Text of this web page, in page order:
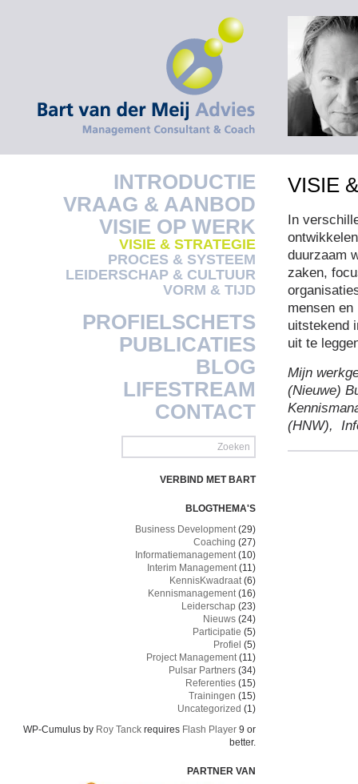
INTRODUCTIE
VRAAG & AANBOD
VISIE OP WERK
VISIE & STRATEGIE
PROCES & SYSTEEM
LEIDERSCHAP & CULTUUR
VORM & TIJD
PROFIELSCHETS
PUBLICATIES
BLOG
LIFESTREAM
CONTACT
VERBIND MET BART
BLOGTHEMA'S
Business Development(29)
Coaching (27)
Informatiemanagement(10)
Interim Management(11)
KennisKwadraat(6)
Kennismanagement(16)
Leiderschap (23)
Nieuws (24)
Participatie (5)
Profiel (5)
Project Management(11)
Pulsar Partners (34)
Referenties (15)
Trainingen (15)
Uncategorized (1)
WP-Cumulus by Roy Tanck requires Flash Player 9 or
better.
PARTNER VAN
VISIE
In
duurzaam
zaken,
mensen
uitstekend
uit te
Mijn
(Nieuwe)
(HNW),